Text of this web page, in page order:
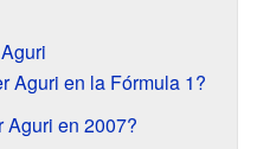
Aguri en la Fórmula 1?
Aguri en 2007?